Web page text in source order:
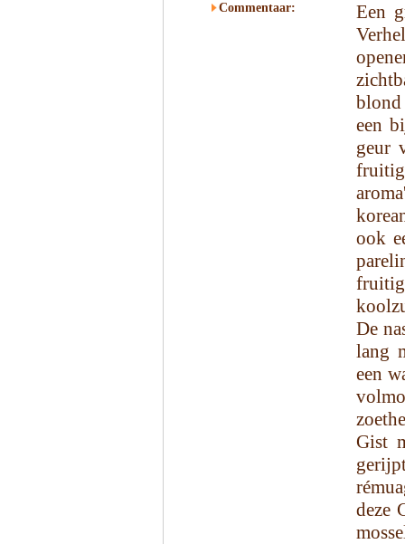
Commentaar:
Een
een
geur
ook
De
lang
een
Gist
deze